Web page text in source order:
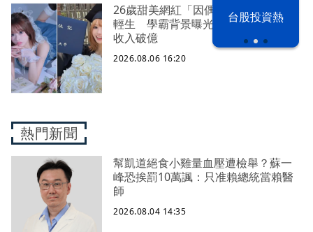
以色列 穹頂
之下
台股投資熱
26歲甜美網紅「因偶像1句話」遭網暴
輕生 學霸背景曝光！曾當酒店小姐
收入破億
2026.08.06 16:20
熱門新聞
幫凱道絕食小雞量血壓遭檢舉？蘇一
峰恐挨罰10萬諷：只准賴總統當賴醫
師
2026.08.04 14:35